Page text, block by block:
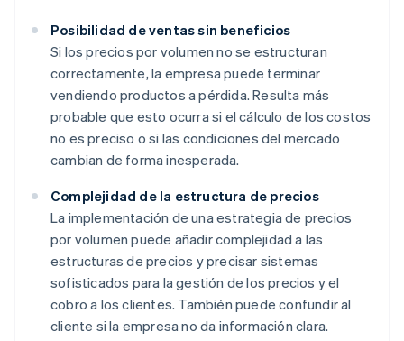
Posibilidad de ventas sin beneficios
Si los precios por volumen no se estructuran
correctamente, la empresa puede terminar
vendiendo productos a pérdida. Resulta más
probable que esto ocurra si el cálculo de los costos
no es preciso o si las condiciones del mercado
cambian de forma inesperada.
Complejidad de la estructura de precios
La implementación de una estrategia de precios
por volumen puede añadir complejidad a las
estructuras de precios y precisar sistemas
sofisticados para la gestión de los precios y el
cobro a los clientes. También puede confundir al
cliente si la empresa no da información clara.